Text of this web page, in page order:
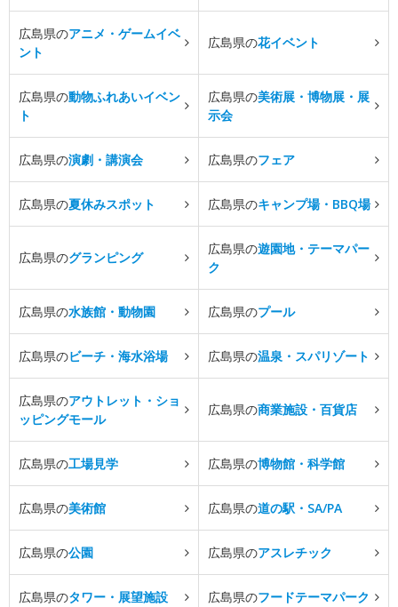
広島県のアニメ・ゲームイベ
ント
広島県の花イベント
広島県の動物ふれあいイベン
ト
広島県の美術展・博物展・展
示会
広島県の演劇・講演会 広島県のフェア
広島県の夏休みスポット 広島県のキャンプ場・BBQ場
広島県のグランピング
広島県の遊園地・テーマパー
ク
広島県の水族館・動物園 広島県のプール
広島県のビーチ・海水浴場 広島県の温泉・スパリゾート
広島県のアウトレット・ショ
ッピングモール
広島県の商業施設・百貨店
広島県の工場見学 広島県の博物館・科学館
広島県の美術館 広島県の道の駅・SA/PA
広島県の公園 広島県のアスレチック
広島県のタワー・展望施設 広島県のフードテーマパーク